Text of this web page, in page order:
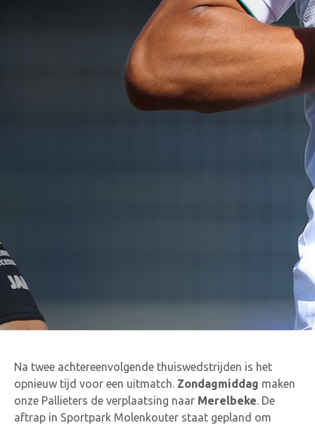
Na twee achtereenvolgende thuiswedstrijden is het
opnieuw tijd voor een uitmatch. Zondagmiddag maken
onze Pallieters de verplaatsing naar Merelbeke. De
aftrap in Sportpark Molenkouter staat gepland om